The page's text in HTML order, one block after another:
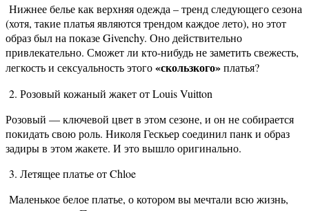
Нижнее белье как верхняя одежда – тренд следующего сезона
(хотя, такие платья являются трендом каждое лето), но этот
образ был на показе Givenchy. Оно действительно
привлекательно. Сможет ли кто-нибудь не заметить свежесть,
легкость и сексуальность этого«скользкого»платья?
2. Розовый кожаный жакет от Louis Vuitton
Розовый — ключевой цвет в этом сезоне, и он не собирается
покидать свою роль. Николя Гескьер соединил панк и образ
задиры в этом жакете. И это вышло оригинально.
3. Летящее платье от Chloe
Маленькое белое платье, о котором вы мечтали всю жизнь,